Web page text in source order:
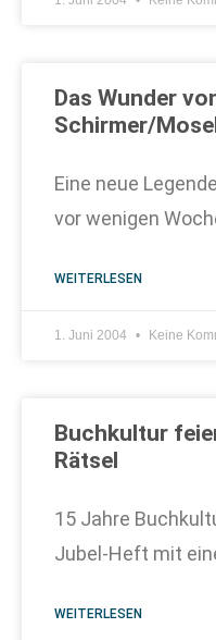
Das Wunder
Schirmer/
Eine neue
vor wenigen
WEITERLESEN
1. Juni 2004 Keine
Buchkultur
Rätsel
15 Jahre
Jubel-Heft mit
WEITERLESEN